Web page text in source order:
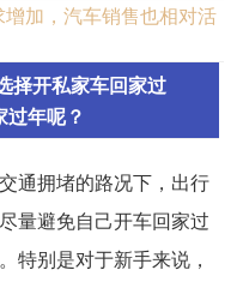
加，汽车销售也相对活
择开私家车回家过
年呢？
通拥堵的路况下，出行
量避免自己开车回家过
特别是对于新手来说，